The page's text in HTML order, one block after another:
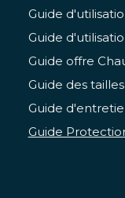
Guide
Guide
Guide offre
Guide des
Guide
Guide